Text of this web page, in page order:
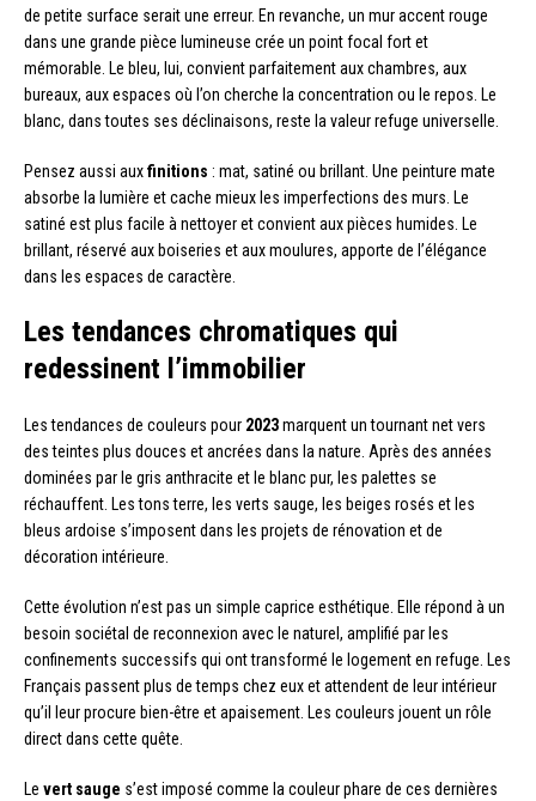
de petite surface serait une erreur. En revanche, un mur accent rouge
dans une grande pièce lumineuse crée un point focal fort et
mémorable. Le bleu, lui, convient parfaitement aux chambres, aux
bureaux, aux espaces où l’on cherche la concentration ou le repos. Le
blanc, dans toutes ses déclinaisons, reste la valeur refuge universelle.
Pensez aussi auxfinitions : mat, satiné ou brillant. Une peinture mate
absorbe la lumière et cache mieux les imperfections des murs. Le
satiné est plus facile à nettoyer et convient aux pièces humides. Le
brillant, réservé aux boiseries et aux moulures, apporte de l’élégance
dans les espaces de caractère.
Les tendances chromatiques qui
redessinent l’immobilier
Les tendances de couleurs pour 2023marquent un tournant net vers
des teintes plus douces et ancrées dans la nature. Après des années
dominées par le gris anthracite et le blanc pur, les palettes se
réchauffent. Les tons terre, les verts sauge, les beiges rosés et les
bleus ardoise s’imposent dans les projets de rénovation et de
décoration intérieure.
Cette évolution n’est pas un simple caprice esthétique. Elle répond à un
besoin sociétal de reconnexion avec le naturel, amplifié par les
confinements successifs qui ont transformé le logement en refuge. Les
Français passent plus de temps chez eux et attendent de leur intérieur
qu’il leur procure bien-être et apaisement. Les couleurs jouent un rôle
direct dans cette quête.
Le vert sauge s’est imposé comme la couleur phare de ces dernières